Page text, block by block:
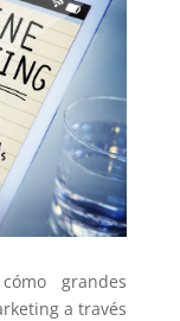
grandes
a través